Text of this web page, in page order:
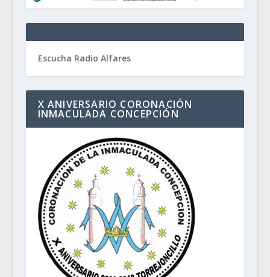
Escucha Radio Alfares
X ANIVERSARIO CORONACIÓN
INMACULADA CONCEPCIÓN